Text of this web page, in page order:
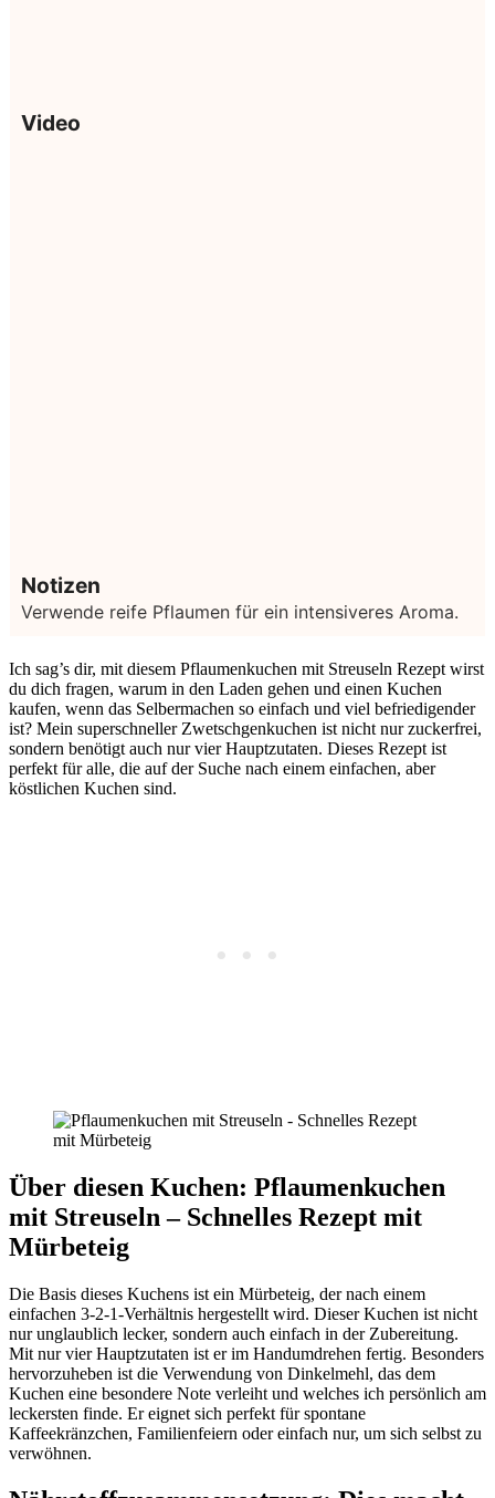
Video
Notizen
Verwende reife Pflaumen für ein intensiveres Aroma.
Ich sag’s dir, mit diesem Pflaumenkuchen mit Streuseln Rezept wirst
du dich fragen, warum in den Laden gehen und einen Kuchen
kaufen, wenn das Selbermachen so einfach und viel befriedigender
ist? Mein superschneller Zwetschgenkuchen ist nicht nur zuckerfrei,
sondern benötigt auch nur vier Hauptzutaten. Dieses Rezept ist
perfekt für alle, die auf der Suche nach einem einfachen, aber
köstlichen Kuchen sind.
Über diesen Kuchen: Pflaumenkuchen
mit Streuseln – Schnelles Rezept mit
Mürbeteig
Die Basis dieses Kuchens ist ein Mürbeteig, der nach einem
einfachen 3-2-1-Verhältnis hergestellt wird. Dieser Kuchen ist nicht
nur unglaublich lecker, sondern auch einfach in der Zubereitung.
Mit nur vier Hauptzutaten ist er im Handumdrehen fertig. Besonders
hervorzuheben ist die Verwendung von Dinkelmehl, das dem
Kuchen eine besondere Note verleiht und welches ich persönlich am
leckersten finde. Er eignet sich perfekt für spontane
Kaffeekränzchen, Familienfeiern oder einfach nur, um sich selbst zu
verwöhnen.